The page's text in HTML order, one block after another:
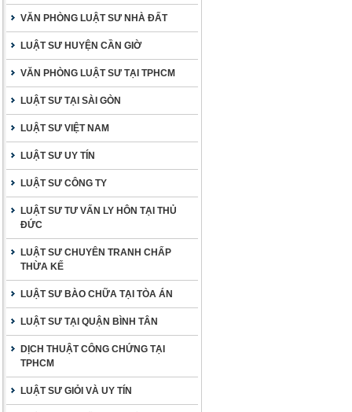
VĂN PHÒNG LUẬT SƯ NHÀ ĐẤT
LUẬT SƯ HUYỆN CẦN GIỜ
VĂN PHÒNG LUẬT SƯ TẠI TPHCM
LUẬT SƯ TẠI SÀI GÒN
LUẬT SƯ VIỆT NAM
LUẬT SƯ UY TÍN
LUẬT SƯ CÔNG TY
LUẬT SƯ TƯ VẤN LY HÔN TẠI THỦ
ĐỨC
LUẬT SƯ CHUYÊN TRANH CHẤP
THỪA KẾ
LUẬT SƯ BÀO CHỮA TẠI TÒA ÁN
LUẬT SƯ TẠI QUẬN BÌNH TÂN
DỊCH THUẬT CÔNG CHỨNG TẠI
TPHCM
LUẬT SƯ GIỎI VÀ UY TÍN